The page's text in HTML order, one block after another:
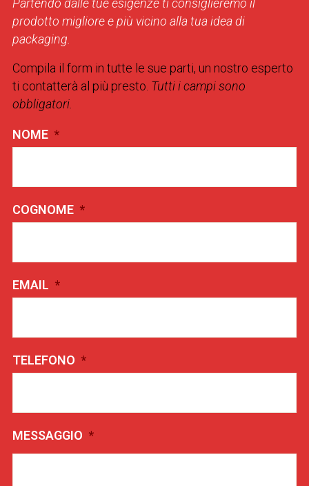
Partendo dalle tue esigenze ti consiglieremo il
prodotto migliore e più vicino alla tua idea di
packaging.
Compila il form in tutte le sue parti, un nostro esperto
ti contatterà al più presto. Tutti i campi sono
obbligatori.
NOME *
COGNOME *
EMAIL *
TELEFONO *
MESSAGGIO *